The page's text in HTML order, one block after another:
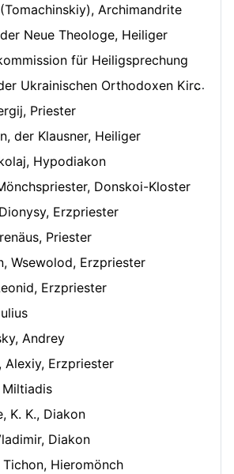
Archimandrite
Neue Theologe, Heiliger
für Heiligsprechung
Ukrainischen Orthodoxen Kirche
Priester
der Klausner, Heiliger
Hypodiakon
Donskoi-Kloster
Erzpriester
Priester
Wsewolod, Erzpriester
Erzpriester
Andrey
Alexiy, Erzpriester
Miltiadis
K. K., Diakon
Diakon
Tichon, Hieromönch